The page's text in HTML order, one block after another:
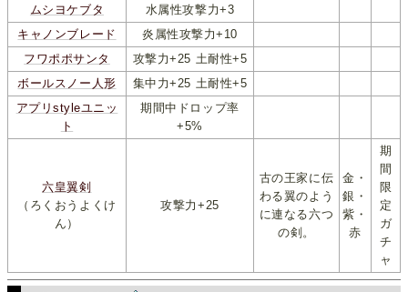
ムシヨケブタ
水属性攻撃力+3
キャノンブレード
炎属性攻撃力+10
フワポポサンタ
攻撃力+25 土耐性+5
ボールスノー人形
集中力+25 土耐性+5
アプリstyleユニッ
ト
期間中ドロップ率
+5%
六皇翼剣
（ろくおうよくけ
ん）
攻撃力+25
古の王家に伝
わる翼のよう
に連なる六つ
の剣。
金・
銀・
紫・
赤
期
間
限
定
ガ
チ
ャ